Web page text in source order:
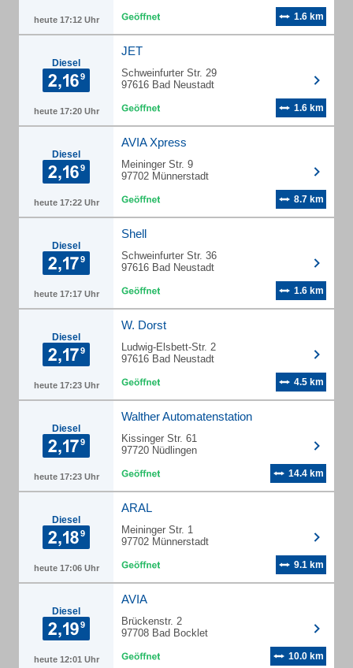
heute 17:12 Uhr 1.6 km
Diesel
heute 17:20 Uhr
JET
Schweinfurter Str. 29
97616 Bad Neustadt
1.6 km
Diesel
heute 17:22 Uhr
AVIA Xpress
Meininger Str. 9
97702 Münnerstadt
8.7 km
Diesel
heute 17:17 Uhr
Shell
Schweinfurter Str. 36
97616 Bad Neustadt
1.6 km
Diesel
heute 17:23 Uhr
W. Dorst
Ludwig-Elsbett-Str. 2
97616 Bad Neustadt
4.5 km
Diesel
heute 17:23 Uhr
Walther Automatenstation
Kissinger Str. 61
97720 Nüdlingen
14.4 km
Diesel
heute 17:06 Uhr
ARAL
Meininger Str. 1
97702 Münnerstadt
9.1 km
Diesel
heute 12:01 Uhr
AVIA
Brückenstr. 2
97708 Bad Bocklet
10.0 km